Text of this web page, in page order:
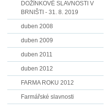
DOŽÍNKOVÉ SLAVNOSTI V
BRNIŠTI - 31. 8. 2019
duben 2008
duben 2009
duben 2011
duben 2012
FARMA ROKU 2012
Farmářské slavnosti